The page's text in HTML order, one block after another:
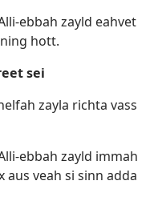
ebbah zayld eahvet
hott.
sei
zayla richta vass
ebbah zayld immah
aus veah si sinn adda